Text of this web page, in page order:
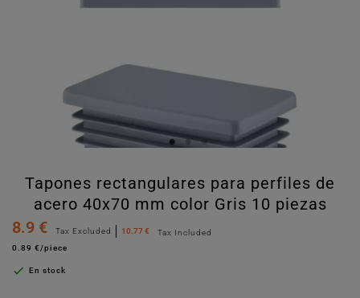
Tapones rectangulares para perfiles de
acero 40x70 mm color Gris 10 piezas
8.9 €
Tax Excluded 10.77 €
Tax Included
0.89 €/piece
 En stock